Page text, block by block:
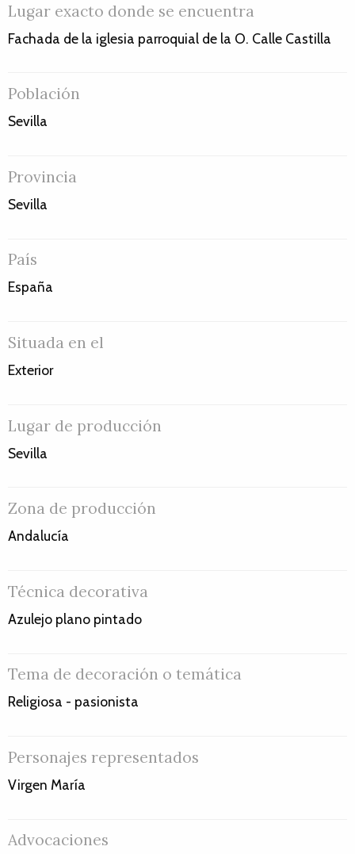
Lugar exacto donde se encuentra
Fachada de la iglesia parroquial de la O. Calle Castilla
Población
Sevilla
Provincia
Sevilla
País
España
Situada en el
Exterior
Lugar de producción
Sevilla
Zona de producción
Andalucía
Técnica decorativa
Azulejo plano pintado
Tema de decoración o temática
Religiosa - pasionista
Personajes representados
Virgen María
Advocaciones